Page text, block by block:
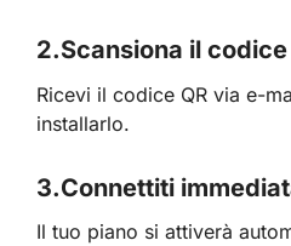
2.Scansiona il codice
Ricevi il codice QR via e-
installarlo.
3.Connettiti
Il tuo piano si attiverà